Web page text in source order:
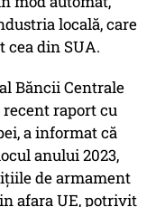
locală, care
cea din SUA.
Băncii Centrale
raport cu
a informat că
anului 2023,
de armament
afara UE, potrivit